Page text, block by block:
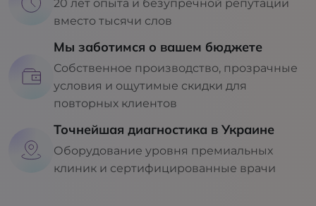
20 лет опыта и безупречной репутации
вместо тысячи слов
Мы заботимся о вашем бюджете
Собственное производство, прозрачные
условия и ощутимые скидки для
повторных клиентов
Точнейшая диагностика в Украине
Оборудование уровня премиальных
клиник и сертифицированные врачи